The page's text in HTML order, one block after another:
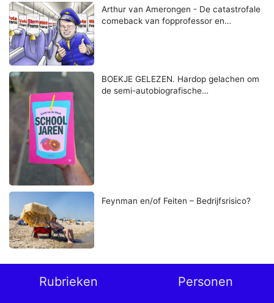
Arthur van Amerongen - De catastrofale
comeback van fopprofessor en…
BOEKJE GELEZEN. Hardop gelachen om
de semi-autobiografische…
Feynman en/of Feiten – Bedrijfsrisico?
Rubrieken Personen